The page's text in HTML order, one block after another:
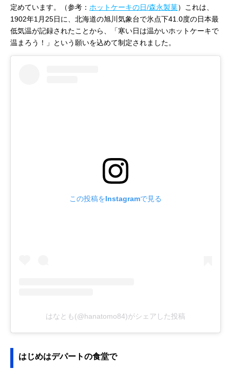
定めています。（参考： ホットケーキの日/森永製菓）これは、
1902年1月25日に、北海道の旭川気象台で氷点下41.0度の日本最
低気温が記録されたことから、「寒い日は温かいホットケーキで
温まろう！」という願いを込めて制定されました。
この投稿をInstagramで見る
はなとも(@hanatomo84)がシェアした投稿
はじめはデパートの食堂で